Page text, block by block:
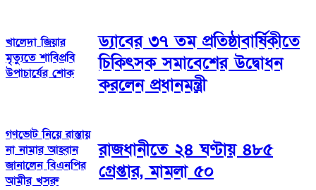
খালেদা জিয়ার
মৃত্যুতে শাবিপ্রবি
উপাচার্যের শোক
গণভোট নিয়ে রাস্তায়
না নামার আহ্বান
জানালেন বিএনপির
আমীর খসরু
ড্যাবের ৩৭ তম প্রতিষ্ঠাবার্ষিকীতে
চিকিৎসক সমাবেশের উদ্বোধন
করলেন প্রধানমন্ত্রী
রাজধানীতে ২৪ ঘণ্টায় ৪৮৫
গ্রেপ্তার, মামলা ৫০